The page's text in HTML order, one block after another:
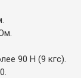
90 Н (9 кгс).